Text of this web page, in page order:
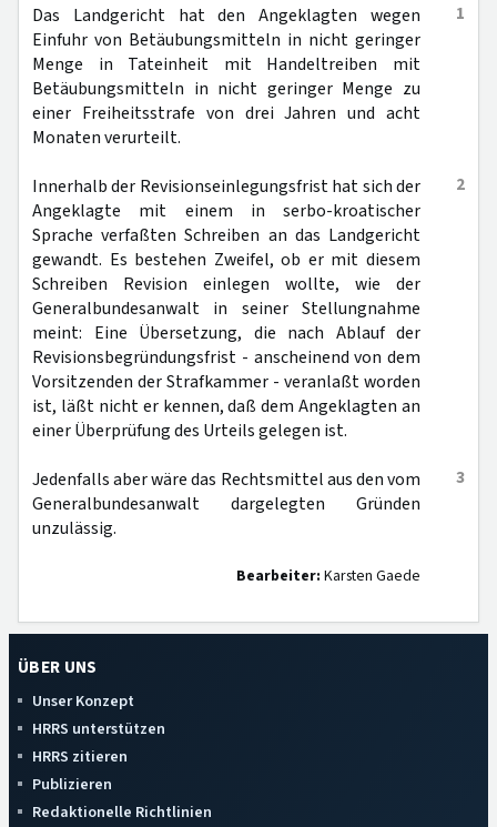
1
Das Landgericht hat den Angeklagten wegen
Einfuhr von Betäubungsmitteln in nicht geringer
Menge in Tateinheit mit Handeltreiben mit
Betäubungsmitteln in nicht geringer Menge zu
einer Freiheitsstrafe von drei Jahren und acht
Monaten verurteilt.
2
Innerhalb der Revisionseinlegungsfrist hat sich der
Angeklagte mit einem in serbo-kroatischer
Sprache verfaßten Schreiben an das Landgericht
gewandt. Es bestehen Zweifel, ob er mit diesem
Schreiben Revision einlegen wollte, wie der
Generalbundesanwalt in seiner Stellungnahme
meint: Eine Übersetzung, die nach Ablauf der
Revisionsbegründungsfrist - anscheinend von dem
Vorsitzenden der Strafkammer - veranlaßt worden
ist, läßt nicht er kennen, daß dem Angeklagten an
einer Überprüfung des Urteils gelegen ist.
3
Jedenfalls aber wäre das Rechtsmittel aus den vom
Generalbundesanwalt dargelegten Gründen
unzulässig.
Bearbeiter: Karsten Gaede
ÜBER UNS
Unser Konzept
HRRS unterstützen
HRRS zitieren
Publizieren
Redaktionelle Richtlinien